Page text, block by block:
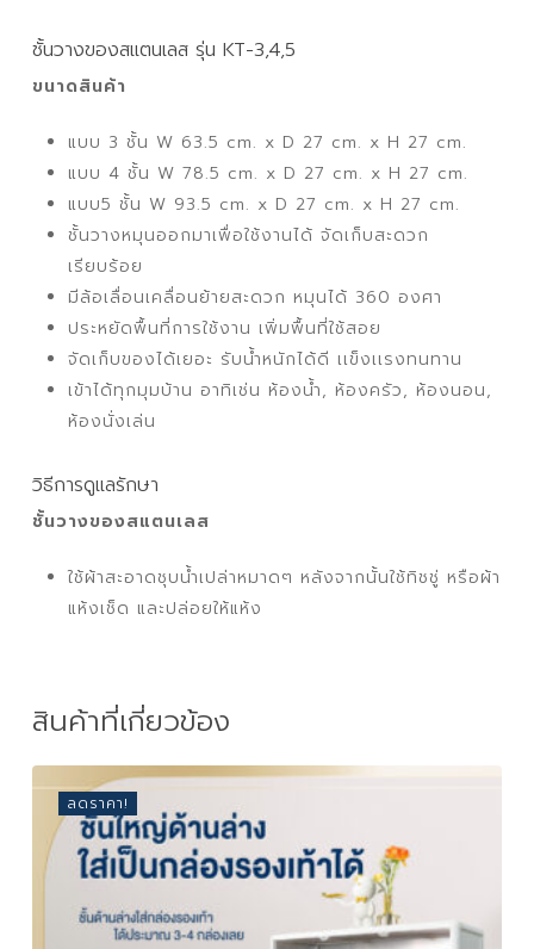
ชั้นวางของสแตนเลส รุ่น KT-3,4,5
ขนาดสินค้า
แบบ 3 ชั้น W 63.5 cm. x D 27 cm. x H 27 cm.
แบบ 4 ชั้น W 78.5 cm. x D 27 cm. x H 27 cm.
แบบ5 ชั้น W 93.5 cm. x D 27 cm. x H 27 cm.
ชั้นวางหมุนออกมาเพื่อใช้งานได้ จัดเก็บสะดวก
เรียบร้อย
มีล้อเลื่อนเคลื่อนย้ายสะดวก หมุนได้ 360 องศา
ประหยัดพื้นที่การใช้งาน เพิ่มพื้นที่ใช้สอย
จัดเก็บของได้เยอะ รับน้ำหนักได้ดี เเข็งเเรงทนทาน
เข้าได้ทุกมุมบ้าน อาทิเช่น ห้องน้ำ, ห้องครัว, ห้องนอน,
ห้องนั่งเล่น
วิธีการดูแลรักษา
ชั้นวางของสแตนเลส
ใช้ผ้าสะอาดชุบน้ำเปล่าหมาดๆ หลังจากนั้นใช้ทิชชู่ หรือผ้า
แห้งเช็ด และปล่อยให้แห้ง
สินค้าที่เกี่ยวข้อง
ลดราคา!